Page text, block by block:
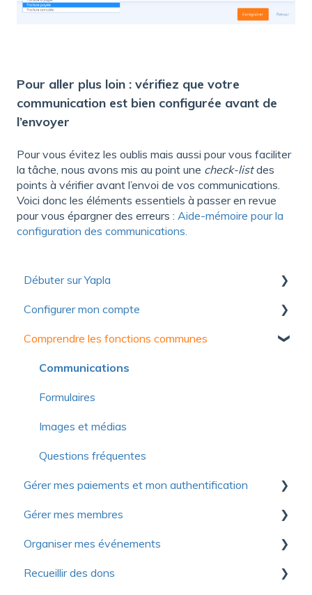
Pour aller plus loin : vérifiez que votre
communication est bien configurée avant de
l’envoyer
Pour vous évitez les oublis mais aussi pour vous faciliter
la tâche, nous avons mis au point une check-listdes
points à vérifier avant l’envoi de vos communications.
Voici donc les éléments essentiels à passer en revue
pour vous épargner des erreurs : Aide-mémoire pour la
configuration des communications.
Débuter sur Yapla
Collection de ressources utiles pour découvrir
Configurer mon compte
Premiers pas
Compte
Facturation
Licences et utilisateurs
Questions fréquentes
Comprendre les fonctions communes
Communications
Formulaires
Images et médias
Questions fréquentes
Gérer mes paiements et mon authentification
Authentification
Modes de paiement
Contribution volontaire et commission
Gérer mes membres
Premiers pas
Importer les membres
Organiser mes événements
Premiers pas
Recueillir des dons